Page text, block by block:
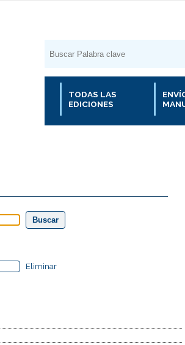
TODAS LAS
EDICIONES
Eliminar